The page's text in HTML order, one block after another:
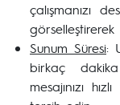
çalışmanızı
görselleştirerek
Sunum Süresi:
birkaç
mesajınızı